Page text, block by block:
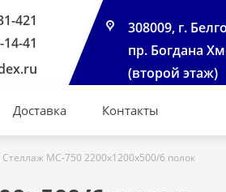
421
41
308009, г.
пр. Богдана
(второй этаж)
Доставка Контакты
Стеллаж МС-750 2200х1200х500/6 полок